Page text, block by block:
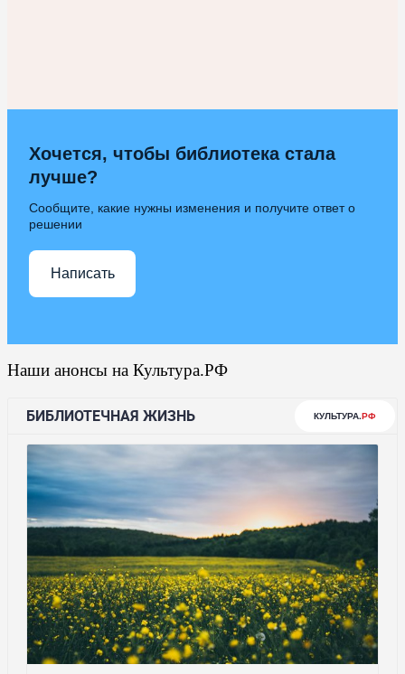
Хочется, чтобы библиотека стала
лучше?
Сообщите, какие нужны изменения и получите ответ о
решении
Написать
Наши анонсы на Культура.РФ